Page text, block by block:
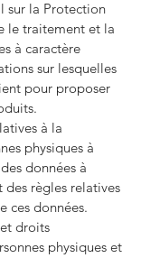
sur la Protection
le traitement et la
à caractère
sur lesquelles
pour proposer
à la
physiques à
données à
des règles relatives
ces données.
droits
physiques et